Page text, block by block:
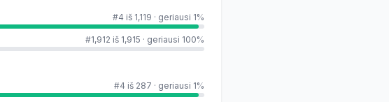
#4 iš 1,119 · geriausi 1%
#1,912 iš 1,915 · geriausi 100%
#4 iš 287 · geriausi 1%